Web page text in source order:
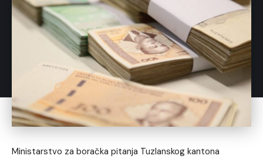
Ministarstvo za boračka pitanja Tuzlanskog kantona